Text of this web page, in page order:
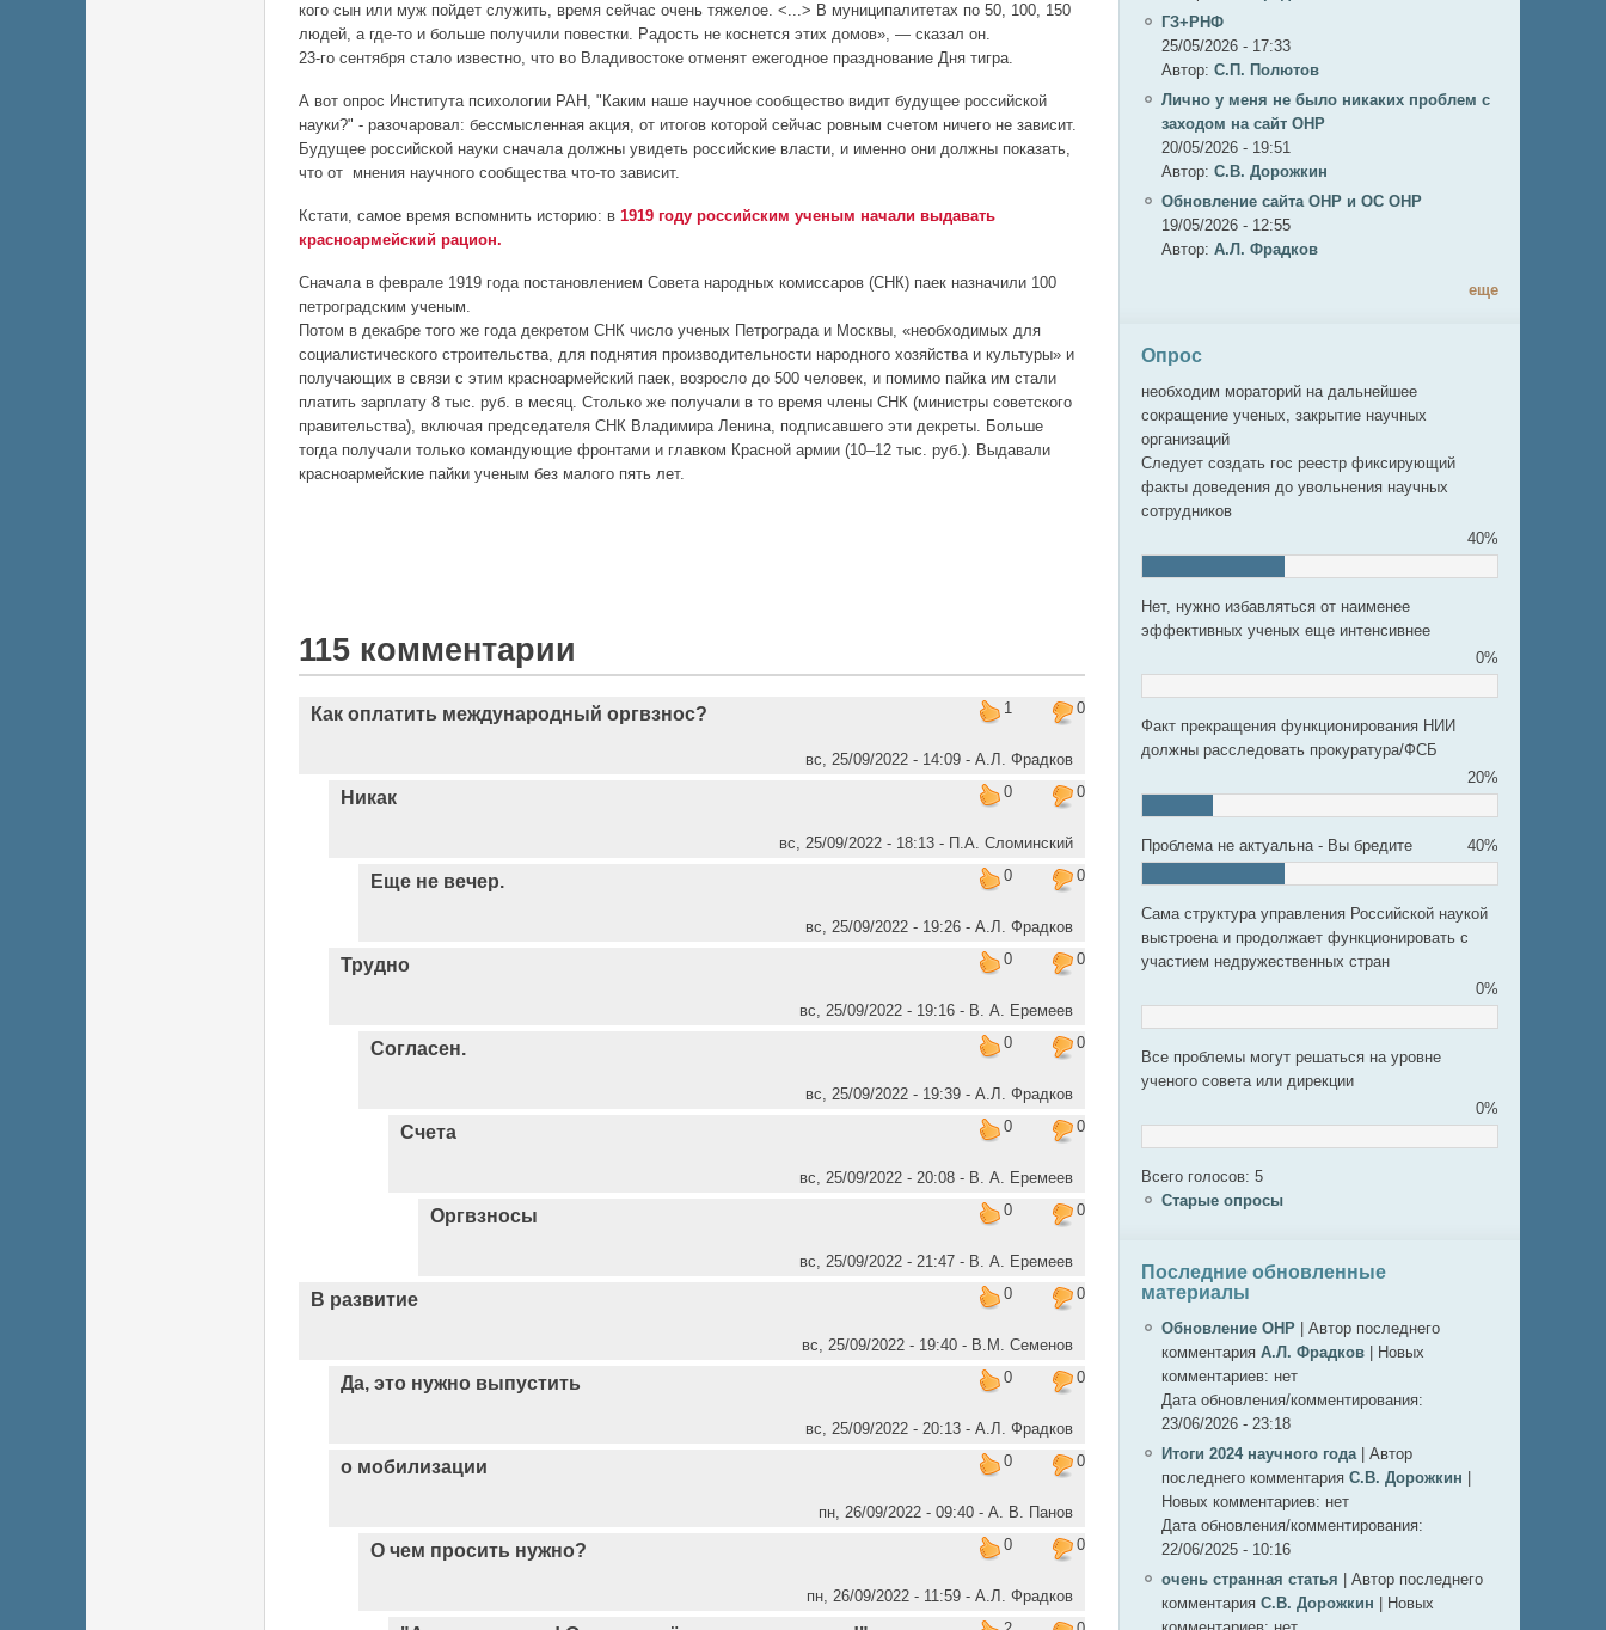
кого сын или муж пойдет служить, время сейчас очень тяжелое. <...> В муниципалитетах по 50, 100, 150
людей, а где-то и больше получили повестки. Радость не коснется этих домов», — сказал он.
23-го сентября стало известно, что во Владивостоке отменят ежегодное празднование Дня тигра.
А вот опрос Института психологии РАН, "Каким наше научное сообщество видит будущее российской
науки?" - разочаровал: бессмысленная акция, от итогов которой сейчас ровным счетом ничего не зависит.
Будущее российской науки сначала должны увидеть российские власти, и именно они должны показать,
что от мнения научного сообщества что-то зависит.
Кстати, самое время вспомнить историю: в 1919 году российским ученым начали выдавать
красноармейский рацион.
Сначала в феврале 1919 года постановлением Совета народных комиссаров (СНК) паек назначили 100
петроградским ученым.
Потом в декабре того же года декретом СНК число ученых Петрограда и Москвы, «необходимых для
социалистического строительства, для поднятия производительности народного хозяйства и культуры» и
получающих в связи с этим красноармейский паек, возросло до 500 человек, и помимо пайка им стали
платить зарплату 8 тыс. руб. в месяц. Столько же получали в то время члены СНК (министры советского
правительства), включая председателя СНК Владимира Ленина, подписавшего эти декреты. Больше
тогда получали только командующие фронтами и главком Красной армии (10–12 тыс. руб.). Выдавали
красноармейские пайки ученым без малого пять лет.
115 комментарии
1 0
Как оплатить международный оргвзнос?
вс, 25/09/2022 - 14:09 - А.Л. Фрадков
0
0
Никак
вс, 25/09/2022 - 18:13 - П.А. Сломинский
0
0
Еще не вечер.
вс, 25/09/2022 - 19:26 - А.Л. Фрадков
0
0
Трудно
вс, 25/09/2022 - 19:16 - В. А. Еремеев
0
0
Согласен.
вс, 25/09/2022 - 19:39 - А.Л. Фрадков
0
0
Счета
вс, 25/09/2022 - 20:08 - В. А. Еремеев
0
0
Оргвзносы
вс, 25/09/2022 - 21:47 - В. А. Еремеев
0
0
В развитие
вс, 25/09/2022 - 19:40 - В.М. Семенов
0
0
Да, это нужно выпустить
вс, 25/09/2022 - 20:13 - А.Л. Фрадков
0
0
о мобилизации
пн, 26/09/2022 - 09:40 - А. В. Панов
0
0
О чем просить нужно?
пн, 26/09/2022 - 11:59 - А.Л. Фрадков
ГЗ+РНФ
25/05/2026 - 17:33
Автор: C.П. Полютов
Лично у меня не было никаких проблем с
заходом на сайт ОНР
20/05/2026 - 19:51
Автор: С.В. Дорожкин
Обновление сайта ОНР и ОС ОНР
19/05/2026 - 12:55
Автор: А.Л. Фрадков
еще
Опрос
необходим мораторий на дальнейшее
сокращение ученых, закрытие научных
организаций
Следует создать гос реестр фиксирующий
факты доведения до увольнения научных
сотрудников
40%
Нет, нужно избавляться от наименее
эффективных ученых еще интенсивнее
0%
Факт прекращения функционирования НИИ
должны расследовать прокуратура/ФСБ
20%
Проблема не актуальна - Вы бредите 40%
Сама структура управления Российской наукой
выстроена и продолжает функционировать с
участием недружественных стран
0%
Все проблемы могут решаться на уровне
ученого совета или дирекции
0%
Всего голосов: 5
Старые опросы
Последние обновленные
материалы
Обновление ОНР
Автор последнего
комментария А.Л. Фрадков
Новых
комментариев: нет
Дата обновления/комментирования:
23/06/2026 - 23:18
Итоги 2024 научного года
Автор
последнего комментария С.В. Дорожкин
Новых комментариев: нет
Дата обновления/комментирования:
22/06/2025 - 10:16
очень странная статья
Автор последнего
комментария С.В. Дорожкин
Новых